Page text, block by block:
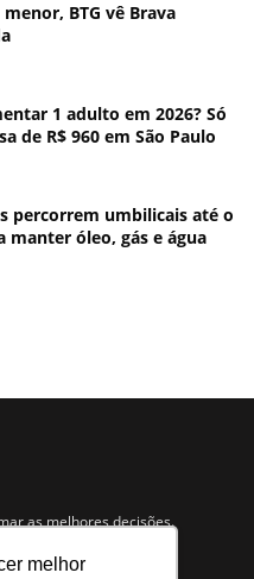
melhor
BTG vê Brava
1 adulto em 2026? Só
de R$ 960 em São Paulo
percorrem umbilicais até o
óleo, gás e água
as melhores decisões.